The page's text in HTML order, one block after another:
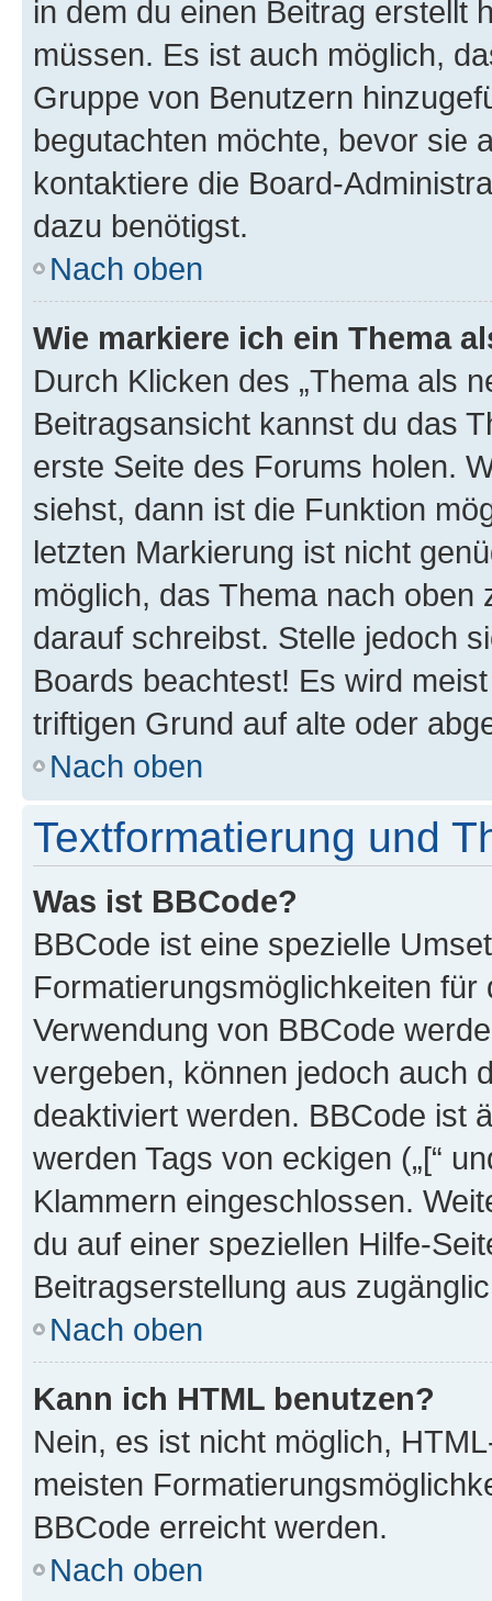
in dem du einen Beitrag erstellt
müssen. Es ist auch möglich,
Gruppe von Benutzern
begutachten möchte, bevor sie
kontaktiere die Board-
dazu benötigst.
Nach oben
Wie markiere ich ein Thema
Durch Klicken des „Thema als
Beitragsansicht kannst du das
erste Seite des Forums holen.
siehst, dann ist die Funktion
letzten Markierung ist nicht
möglich, das Thema nach oben
darauf schreibst. Stelle jedoch
Boards beachtest! Es wird
triftigen Grund auf alte oder
Nach oben
Textformatierung und
Was ist BBCode?
BBCode ist eine spezielle
Formatierungsmöglichkeiten
Verwendung von BBCode
vergeben, können jedoch auch
deaktiviert werden. BBCode ist
werden Tags von eckigen („[“
Klammern eingeschlossen.
du auf einer speziellen Hilfe-
Beitragserstellung aus
Nach oben
Kann ich HTML benutzen?
Nein, es ist nicht möglich,
meisten
BBCode erreicht werden.
Nach oben